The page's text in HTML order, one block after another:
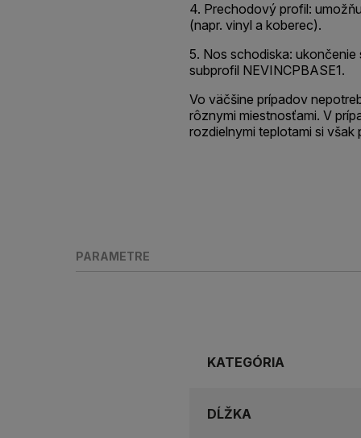
4. Prechodový profil:
(napr. vinyl a koberec).
5. Nos schodiska:
subprofil NEVINCPBASE1.
Vo väčšine prípadov
rôznymi miestnosťami. V
rozdielnymi teplotami si
PARAMETRE
KATEGÓRIA
DĹŽKA